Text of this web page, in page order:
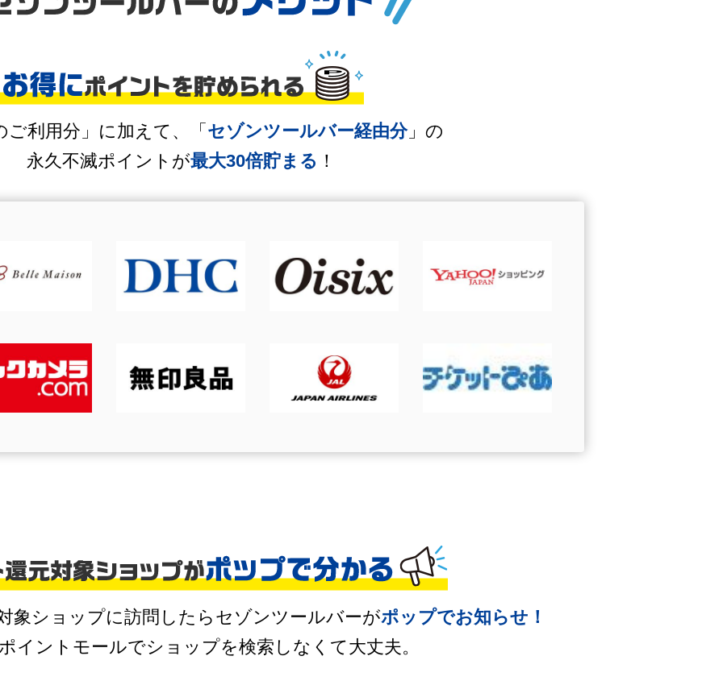
ご利用分」に加えて、「 セゾンツールバー経由分」の
永久不滅ポイントが最大30倍貯まる ！
象ショップに訪問したら セゾンツールバーがポップでお知らせ！
イントモールでショップを検索しなくて大丈夫。